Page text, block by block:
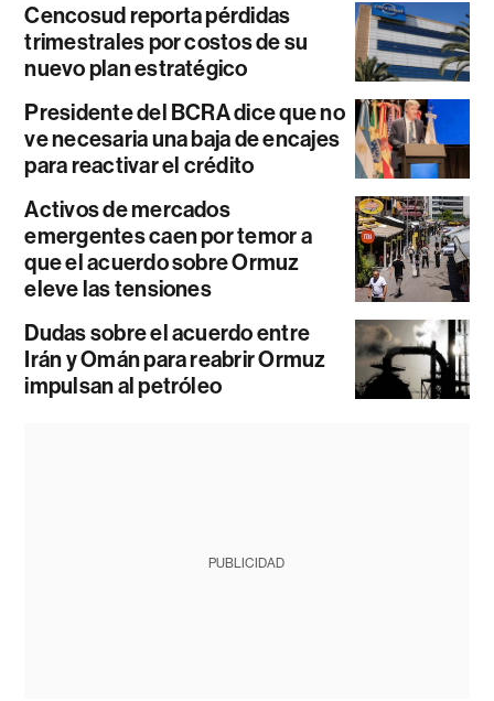
Cencosud reporta pérdidas
trimestrales por costos de su
nuevo plan estratégico
Presidente del BCRA dice que no
ve necesaria una baja de encajes
para reactivar el crédito
Activos de mercados
emergentes caen por temor a
que el acuerdo sobre Ormuz
eleve las tensiones
Dudas sobre el acuerdo entre
Irán y Omán para reabrir Ormuz
impulsan al petróleo
PUBLICIDAD